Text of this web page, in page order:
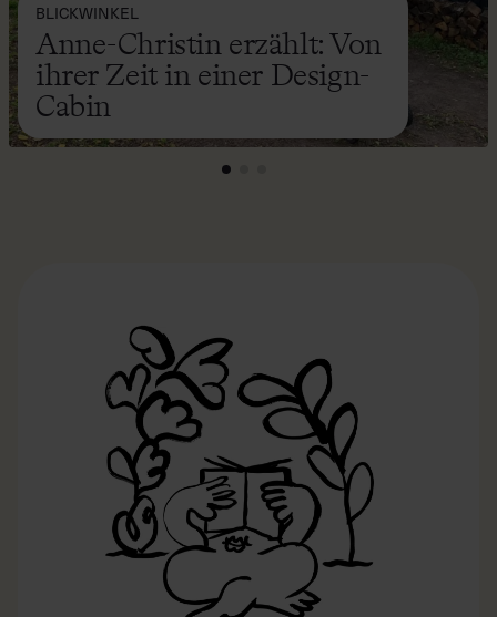
BLICKWINKEL
Anne-Christin erzählt: Von
ihrer Zeit in einer Design-
Cabin